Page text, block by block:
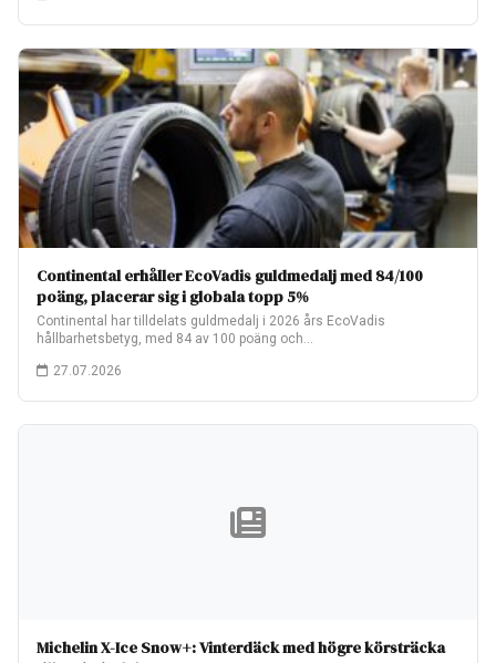
Continental erhåller EcoVadis guldmedalj med 84/100
poäng, placerar sig i globala topp 5%
Continental har tilldelats guldmedalj i 2026 års EcoVadis
hållbarhetsbetyg, med 84 av 100 poäng och…
27.07.2026
Michelin X-Ice Snow+: Vinterdäck med högre körsträcka